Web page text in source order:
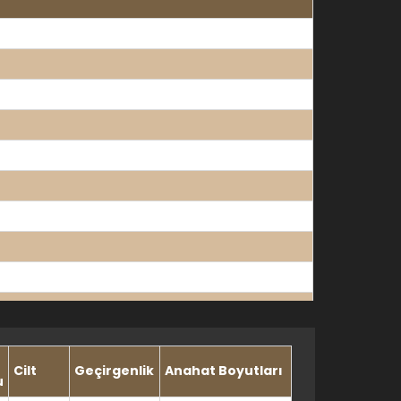
Cilt Geçirgenlik Anahat Boyutları